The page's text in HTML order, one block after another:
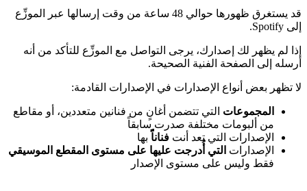
قد يستغرق ظهورها حوالي 48 ساعة من وقت إرسالها عبر الموزِّع
إلى Spotify.
إذا لم يظهر لك إصدارك، يرجى التواصل مع الموزِّع للتأكد من أنه
أرسله إلى الصفحة الفنية الصحيحة.
لا تظهر بعض أنواع الإصدارات في الإصدارات القادمة:
المجموعات التي تتضمن أغانٍ من فنانين متعددين، أو مقاطع
من ألبومات مختلفة صدرت سابقاً
الإصدارات التي تعد أنت فناناًً بها
الإصدارات التي أُدرجت عليها على مستوى المقطع الموسيقي
فقط وليس على مستوى الإصدار